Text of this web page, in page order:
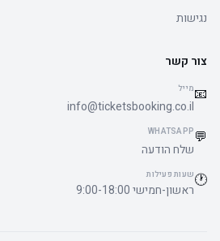
נגישות
צור קשר
📧מייל
info@ticketsbooking.co.il
💬
WHATSAPP
שלח הודעה
🕐שעות פעילות
ראשון-חמישי 9:00-18:00